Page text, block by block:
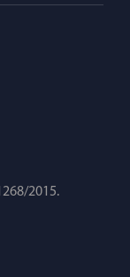
2015.